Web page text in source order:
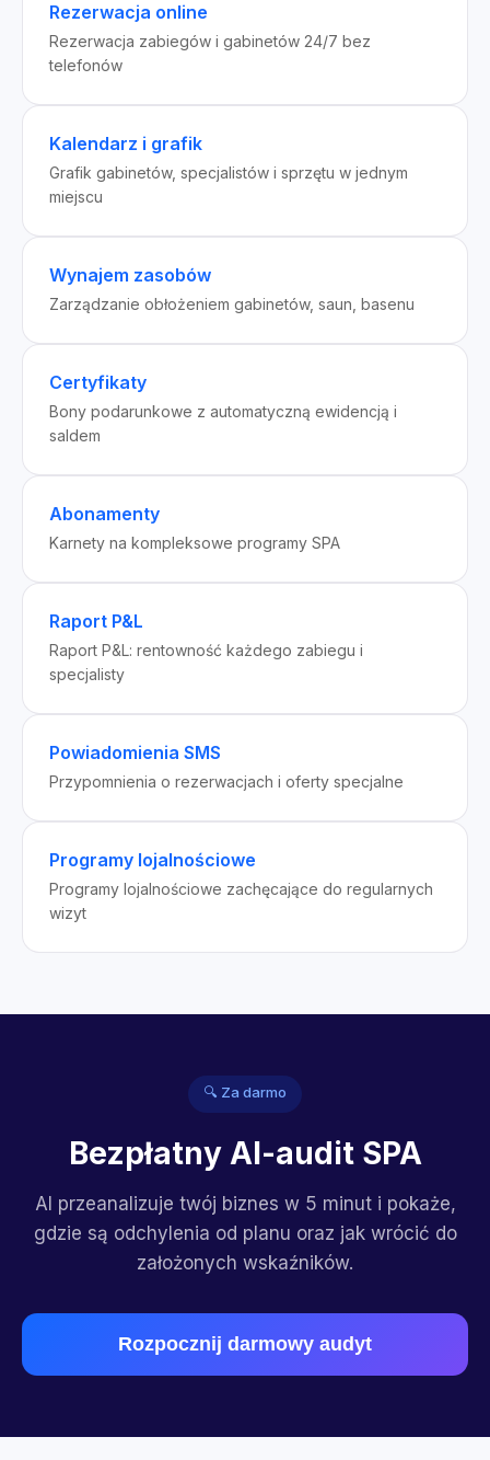
Rezerwacja online
Rezerwacja zabiegów i gabinetów 24/7 bez
telefonów
Kalendarz i grafik
Grafik gabinetów, specjalistów i sprzętu w jednym
miejscu
Wynajem zasobów
Zarządzanie obłożeniem gabinetów, saun, basenu
Certyfikaty
Bony podarunkowe z automatyczną ewidencją i
saldem
Abonamenty
Karnety na kompleksowe programy SPA
Raport P&L
Raport P&L: rentowność każdego zabiegu i
specjalisty
Powiadomienia SMS
Przypomnienia o rezerwacjach i oferty specjalne
Programy lojalnościowe
Programy lojalnościowe zachęcające do regularnych
wizyt
🔍 Za darmo
Bezpłatny AI-audit SPA
AI przeanalizuje twój biznes w 5 minut i pokaże,
gdzie są odchylenia od planu oraz jak wrócić do
założonych wskaźników.
Rozpocznij darmowy audyt